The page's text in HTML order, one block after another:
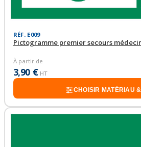
RÉF. E009
Pictogramme premier secours
À partir de
3,90 € HT
CHOISIR MATÉRIAU